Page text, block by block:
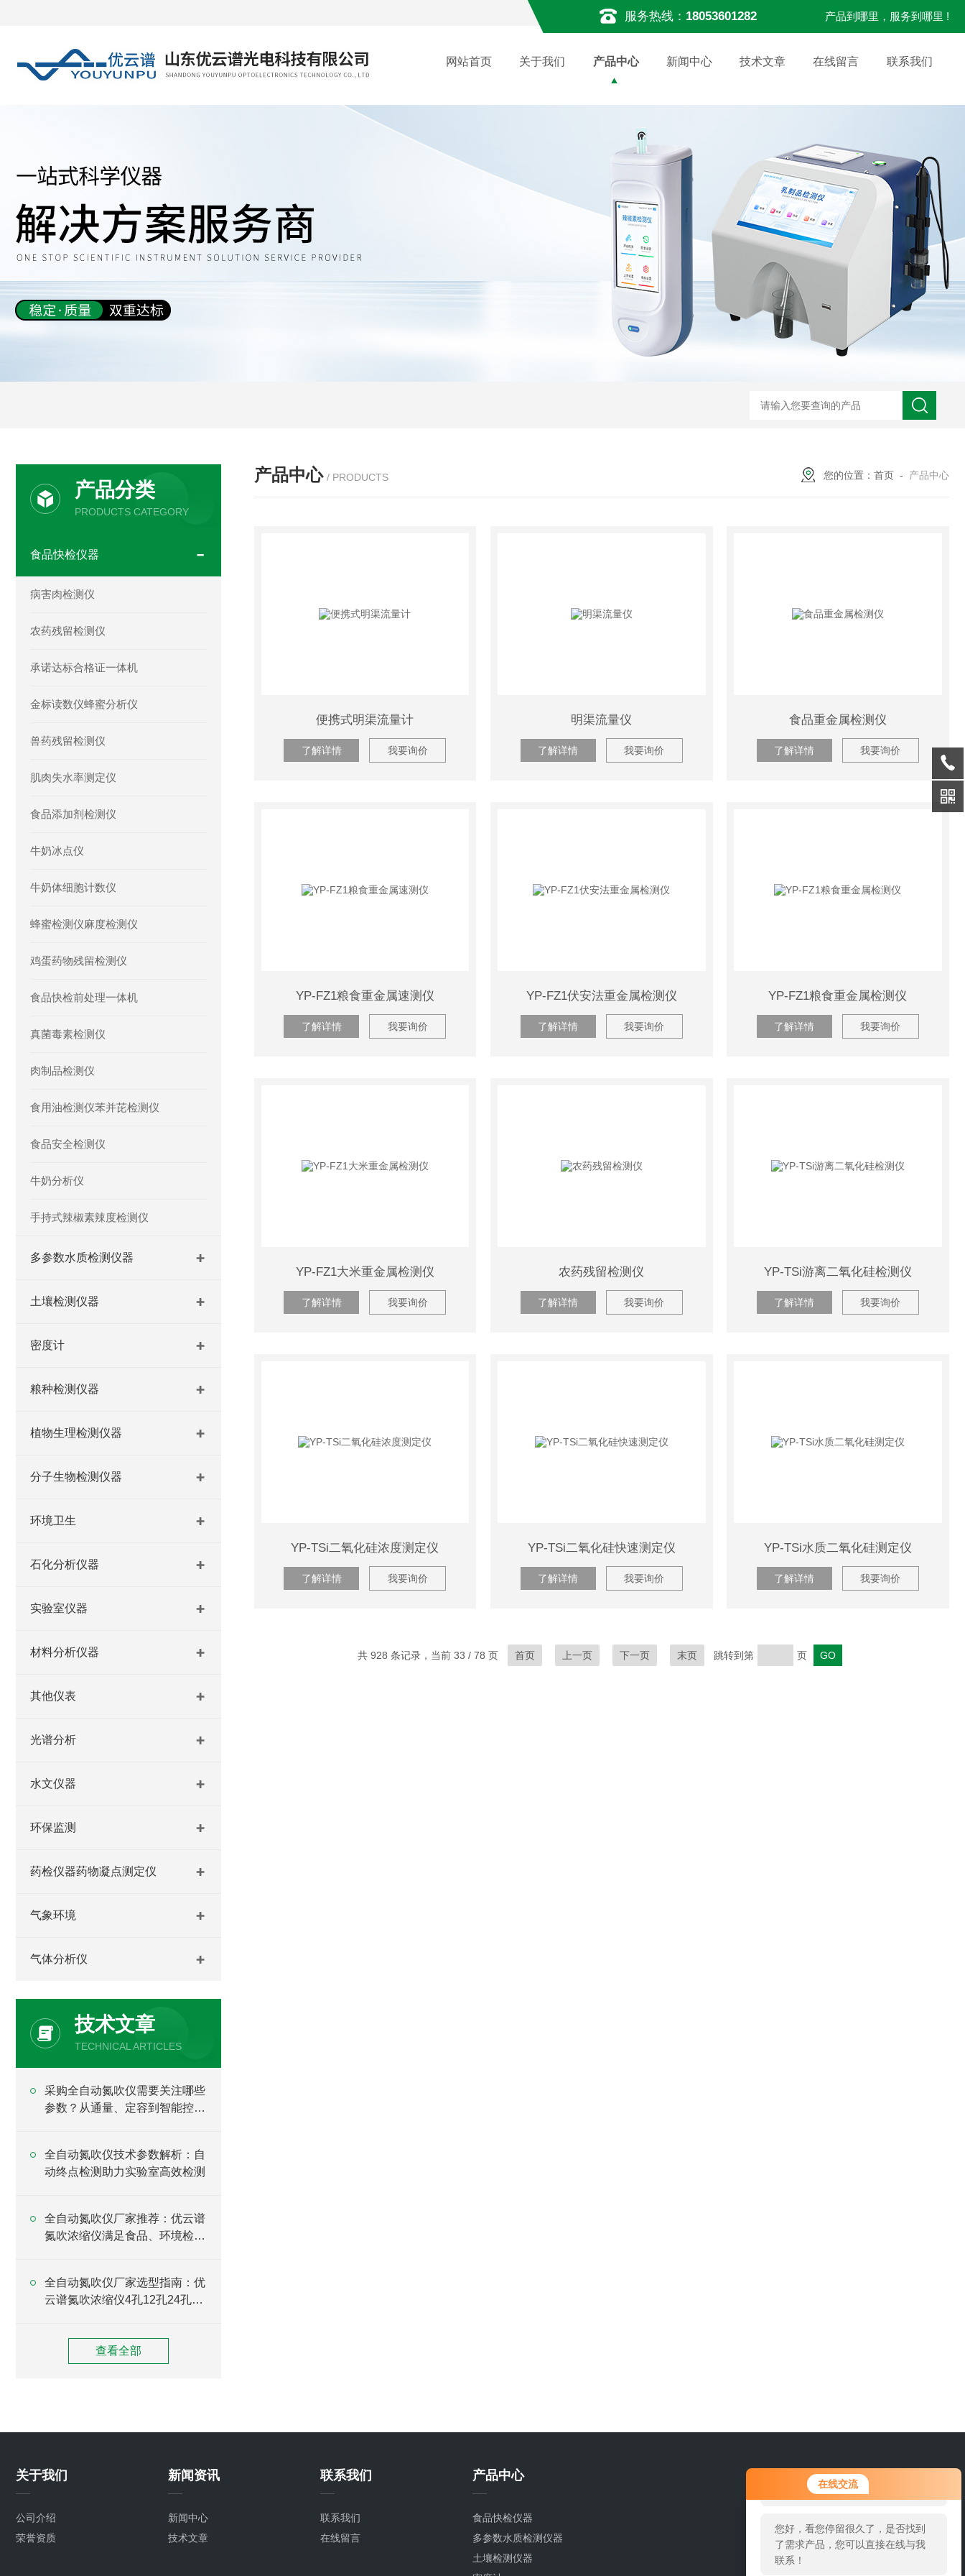
在线交流
您好！欢迎前来咨询，很高兴为您
服务，请问您要咨询什么问题呢？
您好，看您停留很久了，是否找到
了需求产品，您可以直接在线与我
联系！
服务热线： 18053601282 产品到哪里，服务到哪里 !
网站首页 关于我们 产品中心 新闻中心 技术文章 在线留言 联系我们
产品分类
PRODUCTS CATEGORY
食品快检仪器
病害肉检测仪
农药残留检测仪
承诺达标合格证一体机
金标读数仪蜂蜜分析仪
兽药残留检测仪
肌肉失水率测定仪
食品添加剂检测仪
牛奶冰点仪
牛奶体细胞计数仪
蜂蜜检测仪麻度检测仪
鸡蛋药物残留检测仪
食品快检前处理一体机
真菌毒素检测仪
肉制品检测仪
食用油检测仪苯并芘检测仪
食品安全检测仪
牛奶分析仪
手持式辣椒素辣度检测仪
多参数水质检测仪器
土壤检测仪器
密度计
粮种检测仪器
植物生理检测仪器
分子生物检测仪器
环境卫生
石化分析仪器
实验室仪器
材料分析仪器
其他仪表
光谱分析
水文仪器
环保监测
药检仪器药物凝点测定仪
气象环境
气体分析仪
技术文章
TECHNICAL ARTICLES
采购全自动氮吹仪需要关注哪些
参数？从通量、定容到智能控制
全自动氮吹仪技术参数解析：自
动终点检测助力实验室高效检测
全自动氮吹仪厂家推荐：优云谱
氮吹浓缩仪满足食品、环境检测
全自动氮吹仪厂家选型指南：优
云谱氮吹浓缩仪4孔12孔24孔型
查看全部
产品中心 / PRODUCTS 您的位置： 首页 - 产品中心
便携式明渠流量计
了解详情 我要询价
明渠流量仪
了解详情 我要询价
食品重金属检测仪
了解详情 我要询价
YP-FZ1粮食重金属速测仪
了解详情 我要询价
YP-FZ1伏安法重金属检测仪
了解详情 我要询价
YP-FZ1粮食重金属检测仪
了解详情 我要询价
YP-FZ1大米重金属检测仪
了解详情 我要询价
农药残留检测仪
了解详情 我要询价
YP-TSi游离二氧化硅检测仪
了解详情 我要询价
YP-TSi二氧化硅浓度测定仪
了解详情 我要询价
YP-TSi二氧化硅快速测定仪
了解详情 我要询价
YP-TSi水质二氧化硅测定仪
了解详情 我要询价
共 928 条记录，当前 33 / 78 页 首页 上一页 下一页 末页 跳转到第 页
关于我们
公司介绍
荣誉资质
新闻资讯
新闻中心
技术文章
联系我们
联系我们
在线留言
产品中心
食品快检仪器
多参数水质检测仪器
土壤检测仪器